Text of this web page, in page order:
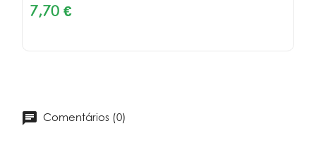
7,70 €
Comentários (0)